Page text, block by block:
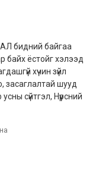
бидний байгаа
байх ёстойг хэлээд
хүчин зүйл
засаглалтай шууд
сүйтгэл, Нүүрсний